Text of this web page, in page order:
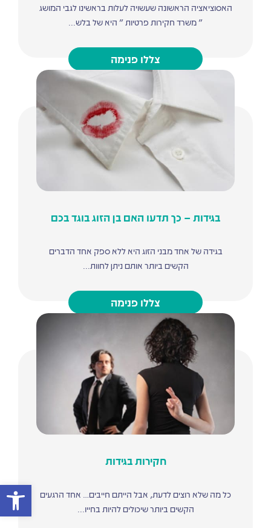
פתח
האסוציאציה הראשונה שעשויה לעלות בראשינו לגבי המושג
" משרד חקירות פרטיות " היא של בלש...
צללו פנימה
בגידות – כך תדעו האם בן הזוג בוגד בכם
בגידה של אחד מבני הזוג היא ללא ספק אחד הדברים
הקשים ביותר אותם ניתן לחוות...
צללו פנימה
חקירות בגידות
כל מה שלא רוצים לדעת, אבל הייתם חייבים… אחד הרגעים
הקשים ביותר שיכולים להיות בחייו...